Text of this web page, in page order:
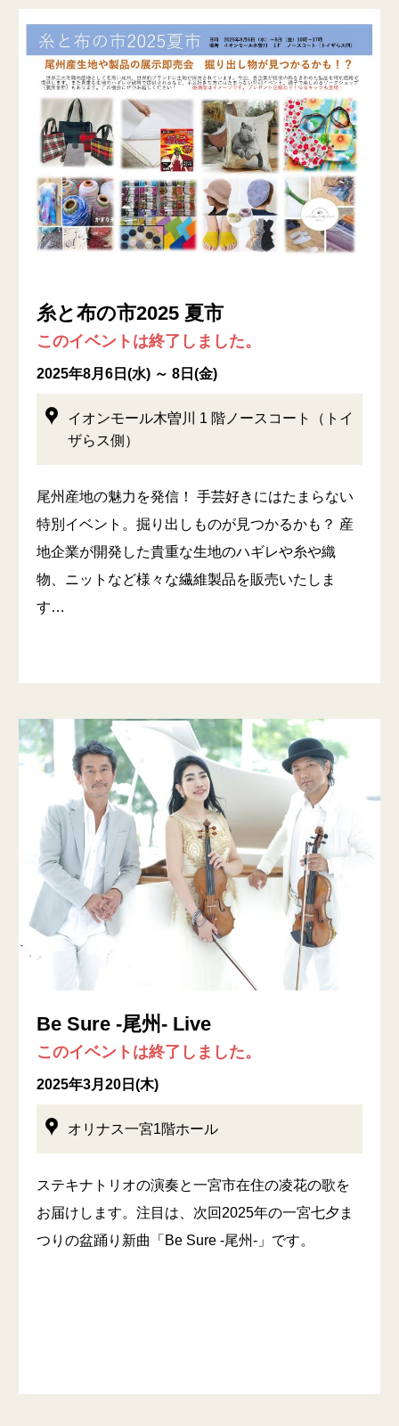
糸と布の市2025 夏市
このイベントは終了しました。
2025年8月6日(水) ～ 8日(金)
イオンモール木曽川 1 階ノースコート（トイ
ザらス側）
尾州産地の魅力を発信！ 手芸好きにはたまらない
特別イベント。掘り出しものが見つかるかも？ 産
地企業が開発した貴重な生地のハギレや糸や織
物、ニットなど様々な繊維製品を販売いたしま
す…
Be Sure -尾州- Live
このイベントは終了しました。
2025年3月20日(木)
オリナス一宮1階ホール
ステキナトリオの演奏と一宮市在住の凌花の歌を
お届けします。注目は、次回2025年の一宮七夕ま
つりの盆踊り新曲「Be Sure -尾州-」です。